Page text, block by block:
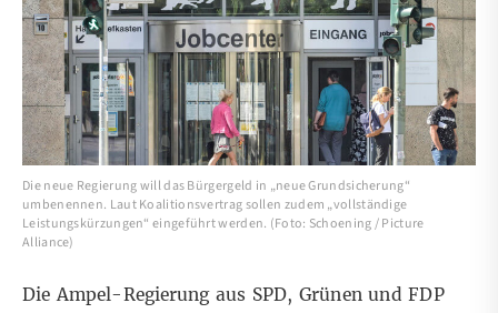
Die neue Regierung will das Bürgergeld in „neue Grundsicherung“
umbenennen. Laut Koalitionsvertrag sollen zudem „vollständige
Leistungskürzungen“ eingeführt werden. (Foto: Schoening / Picture
Alliance)
Die Ampel-Regierung aus SPD, Grünen und FDP